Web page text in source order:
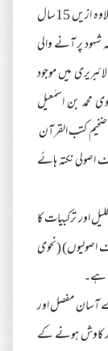
کتاب ہےجسے بہجت عبد الواحد صالح نے تالیف کیا ہےعلاوہ ازیں 15سال
شہود پر آنے والی
کی لائبریری میں موجود
محمد بن اسمٰعیل
کتب القرآن
اصولی نکتہ ہائے
اور ترکبیات کا
اصولیوں) (نحوی
ہے۔
آسان مفصل اور
کاوش ہونے کے